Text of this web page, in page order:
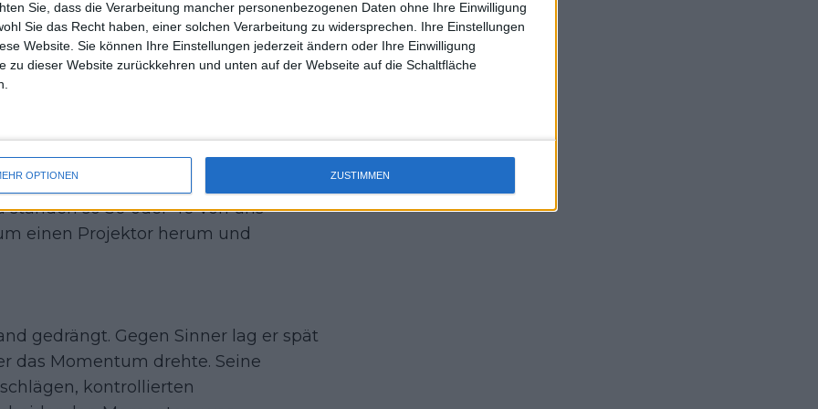
Sie, dass die Verarbeitung mancher personenbezogenen Daten ohne Ihre Einwilligung
Sie das Recht haben, einer solchen Verarbeitung zu widersprechen. Ihre Einstellungen
Website. Sie können Ihre Einstellungen jederzeit ändern oder Ihre Einwilligung
zu dieser Website zurückkehren und unten auf der Webseite auf die Schaltfläche
OPTIONEN ZUSTIMMEN
zusehen
in Paris in seinem eigenen Umfeld
Open-Finale wurde zur
Hochdrucksituationen gewöhnt
bei einem von ihnen, dem
standen so 30 oder 40 von uns —
einen Projektor herum und
gedrängt. Gegen Sinner lag er spät
das Momentum drehte. Seine
kontrollierten
uss J-L-Struff wahrscheinlich morge 3 Spiele absolvieren (2.
mal Einzel 1x Doppel) dank der hervorragenden Unterstützung
des Kommentators für F-A-A